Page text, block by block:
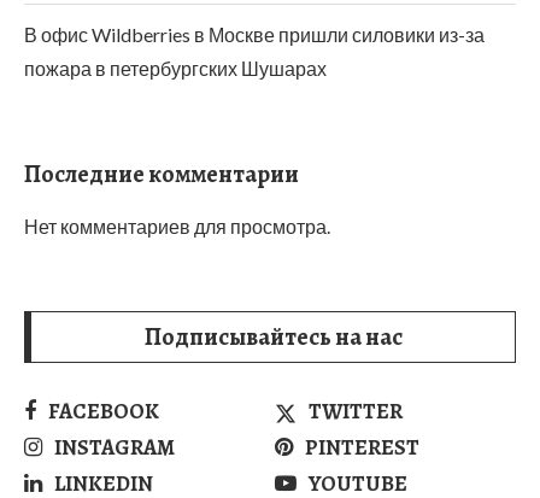
В офис Wildberries в Москве пришли силовики из-за
пожара в петербургских Шушарах
Последние комментарии
Нет комментариев для просмотра.
Подписывайтесь на нас
FACEBOOK
TWITTER
INSTAGRAM
PINTEREST
LINKEDIN
YOUTUBE